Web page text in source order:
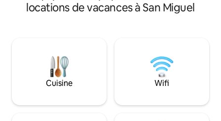
de compagnie. Entourés d'activités
Karavan préconise également la
plantation et la protection des arbres
indigènes des Philippines sur la ferme
afin de restaurer l'habitat et de célébrer
de campagne
rêvez. C'est
soleil dans les
synonyme de
transforment en
Réservez votre
locations de vacances à San Miguel
Cuisine Wifi